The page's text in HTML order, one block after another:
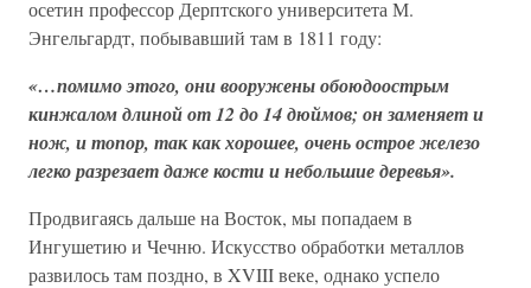
осетин профессор Дерптского университета М.
Энгельгардт, побывавший там в 1811 году:
«…помимо этого, они вооружены обоюдоострым
кинжалом длиной от 12 до 14 дюймов; он заменяет и
нож, и топор, так как хорошее, очень острое железо
легко разрезает даже кости и небольшие деревья».
Продвигаясь дальше на Восток, мы попадаем в
Ингушетию и Чечню. Искусство обработки металлов
развилось там поздно, в XVIII веке, однако успело